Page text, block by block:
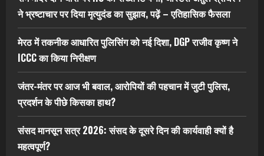
ने भ्रष्टाचार पर द‍िया मृत्युदंड का सुझाव, पढ़ें – एत‍िहास‍िक फैसला
मेरठ में तकनीक आधारित पुलिसिंग को नई दिशा, DGP राजीव कृष्ण ने
ICCC का किया निरीक्षण
जंतर-मंतर पर आज भी बवाल, आरोपियों की पहचान में जुटी पुलिस,
प्रदर्शन के पीछे किसका हाथ?
संसद मानसून सत्र 2026: संसद के दूसरे दिन की कार्यवाही क्यों है
महत्वपूर्ण?